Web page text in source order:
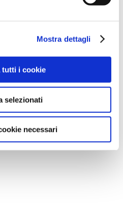
Mostra dettagli
tutti i cookie
selezionati
necessari